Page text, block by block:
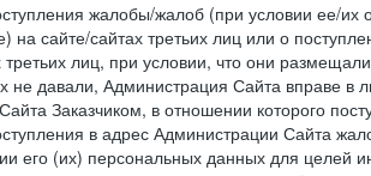
жалобы/жалоб (при условии ее/их
на сайте/сайтах третьих лиц или о
третьих лиц, при условии, что они
не давали, Администрация Сайта вправе в
Заказчиком, в отношении которого
в адрес Администрации Сайта
его (их) персональных данных для целей